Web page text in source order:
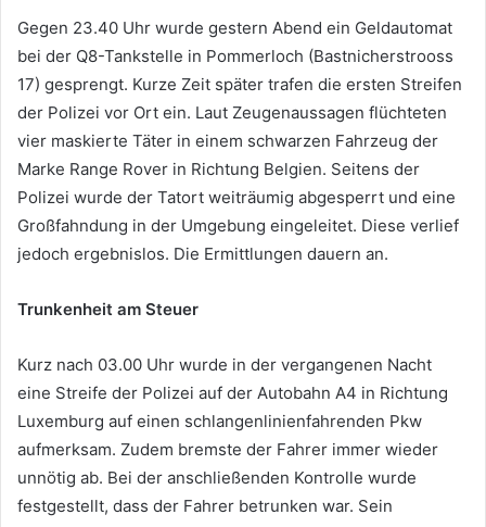
Gegen 23.40 Uhr wurde gestern Abend ein Geldautomat
bei der Q8-Tankstelle in Pommerloch (Bastnicherstrooss
17) gesprengt. Kurze Zeit später trafen die ersten Streifen
der Polizei vor Ort ein. Laut Zeugenaussagen flüchteten
vier maskierte Täter in einem schwarzen Fahrzeug der
Marke Range Rover in Richtung Belgien. Seitens der
Polizei wurde der Tatort weiträumig abgesperrt und eine
Großfahndung in der Umgebung eingeleitet. Diese verlief
jedoch ergebnislos. Die Ermittlungen dauern an.
Trunkenheit am Steuer
Kurz nach 03.00 Uhr wurde in der vergangenen Nacht
eine Streife der Polizei auf der Autobahn A4 in Richtung
Luxemburg auf einen schlangenlinienfahrenden Pkw
aufmerksam. Zudem bremste der Fahrer immer wieder
unnötig ab. Bei der anschließenden Kontrolle wurde
festgestellt, dass der Fahrer betrunken war. Sein